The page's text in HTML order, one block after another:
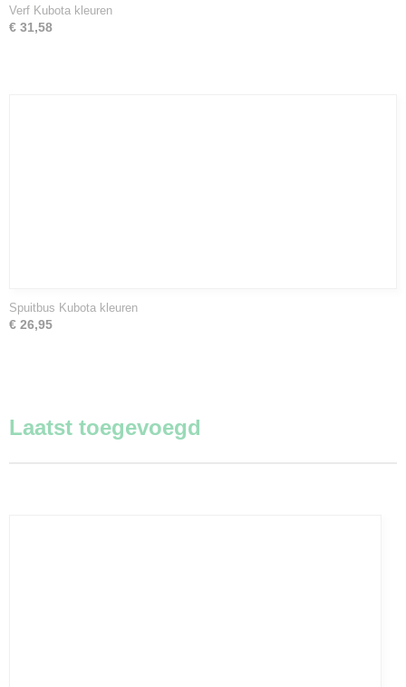
Verf Kubota kleuren
€ 31,58
Spuitbus Kubota kleuren
€ 26,95
Laatst toegevoegd